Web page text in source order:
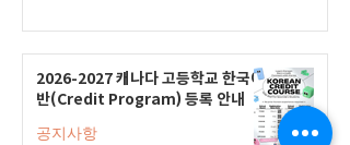
2026-2027 캐나다 고등학교 한국어
반(Credit Program) 등록 안내
공지사항